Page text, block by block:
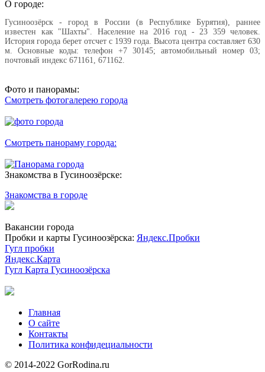
О городе:
Гусиноозёрск - город в России (в Республике Бурятия), раннее
известен как "Шахты". Население на 2016 год - 23 359 человек.
История города берет отсчет с 1939 года. Высота центра составляет 630
м. Основные коды: телефон +7 30145; автомобильный номер 03;
почтовый индекс 671161, 671162.
Фото и панорамы:
Смотреть фотогалерею города
Смотреть панораму города:
Знакомства в Гусиноозёрске:
Знакомства в городе
Вакансии города
Пробки и карты Гусиноозёрска: Яндекс.Пробки
Гугл пробки
Яндекс.Карта
Гугл Карта Гусиноозёрска
Главная
О сайте
Контакты
Политика конфидециальности
© 2014-2022 GorRodina.ru